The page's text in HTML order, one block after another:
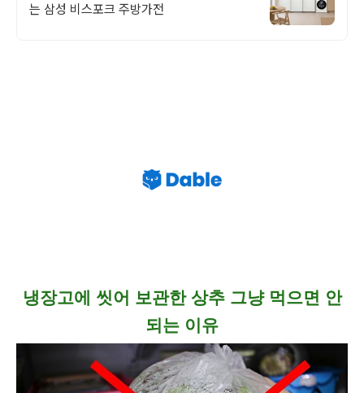
는 삼성 비스포크 주방가전
냉장고에 씻어 보관한 상추 그냥 먹으면 안
되는 이유